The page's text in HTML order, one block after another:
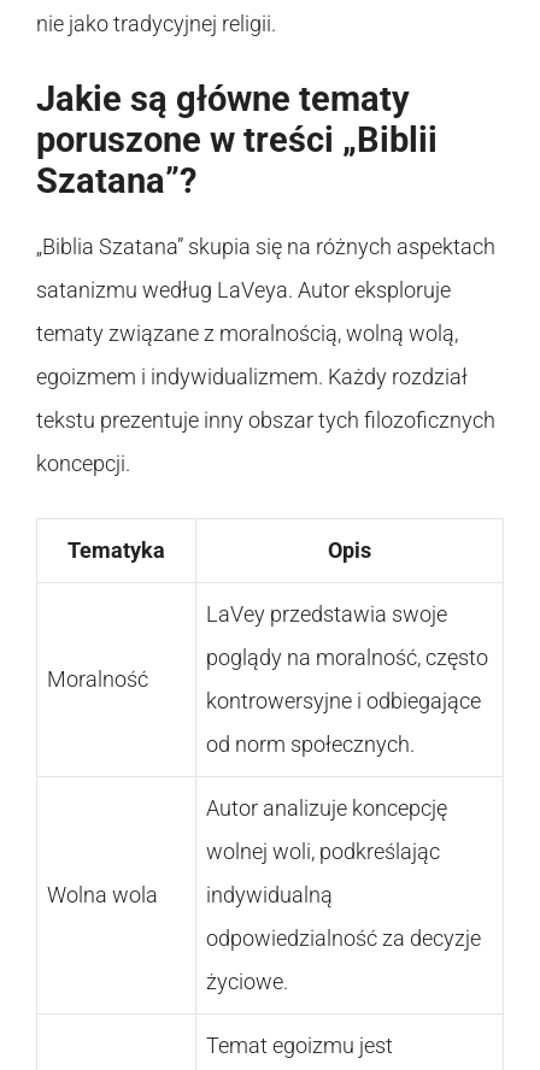
nie jako tradycyjnej religii.
Jakie są główne tematy
poruszone w treści „Biblii
Szatana”?
„Biblia Szatana” skupia się na różnych aspektach
satanizmu według LaVeya. Autor eksploruje
tematy związane z moralnością, wolną wolą,
egoizmem i indywidualizmem. Każdy rozdział
tekstu prezentuje inny obszar tych filozoficznych
koncepcji.
Tematyka Opis
Moralność
LaVey przedstawia swoje
poglądy na moralność, często
kontrowersyjne i odbiegające
od norm społecznych.
Wolna wola
Autor analizuje koncepcję
wolnej woli, podkreślając
indywidualną
odpowiedzialność za decyzje
życiowe.
Temat egoizmu jest